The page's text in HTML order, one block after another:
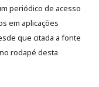
periódico de acesso
em aplicações
que citada a fonte
no rodapé desta